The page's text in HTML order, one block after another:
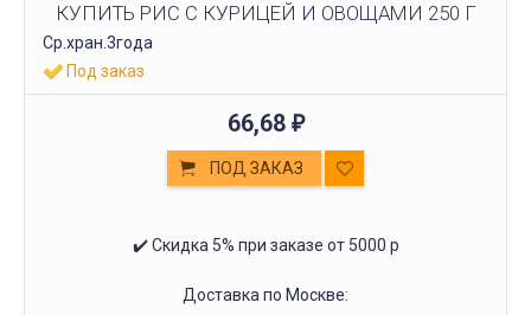
КУПИТЬ РИС С КУРИЦЕЙ И ОВОЩАМИ 250 Г
Ср.хран.3года
Под заказ
66,68 ₽
ПОД ЗАКАЗ
✔️ Скидка 5% при заказе от 5000 р
Доставка по Москве: